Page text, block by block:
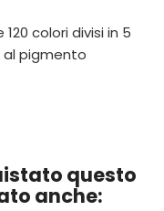
colori divisi in 5
al pigmento
questo
anche: